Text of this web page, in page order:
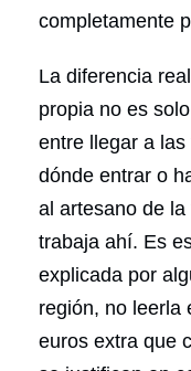
completamente
La diferencia
propia no es
entre llegar a
dónde entrar o
al artesano de
trabaja ahí. Es
explicada por
región, no leerla
euros extra que